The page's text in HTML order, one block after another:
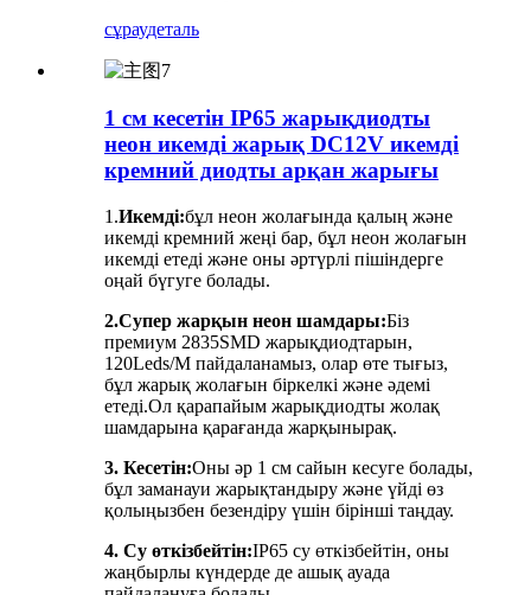
сұраудеталь
1 см кесетін IP65 жарықдиодты
неон икемді жарық DC12V икемді
кремний диодты арқан жарығы
1.Икемді:бұл неон жолағында қалың және
икемді кремний жеңі бар, бұл неон жолағын
икемді етеді және оны әртүрлі пішіндерге
оңай бүгуге болады.
2.Супер жарқын неон шамдары:Біз
премиум 2835SMD жарықдиодтарын,
120Leds/M пайдаланамыз, олар өте тығыз,
бұл жарық жолағын біркелкі және әдемі
етеді.Ол қарапайым жарықдиодты жолақ
шамдарына қарағанда жарқынырақ.
3. Кесетін:Оны әр 1 см сайын кесуге болады,
бұл заманауи жарықтандыру және үйді өз
қолыңызбен безендіру үшін бірінші таңдау.
4. Су өткізбейтін:IP65 су өткізбейтін, оны
жаңбырлы күндерде де ашық ауада